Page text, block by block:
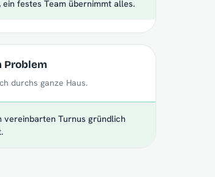
festes Team übernimmt alles.
Problem
durchs ganze Haus.
vereinbarten Turnus gründlich